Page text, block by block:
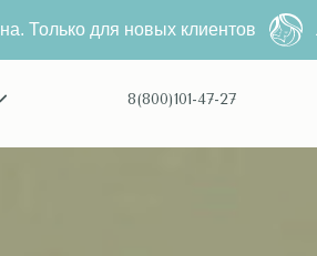
8(800)101-47-27
Лазерная эпиляция за2790 ₽